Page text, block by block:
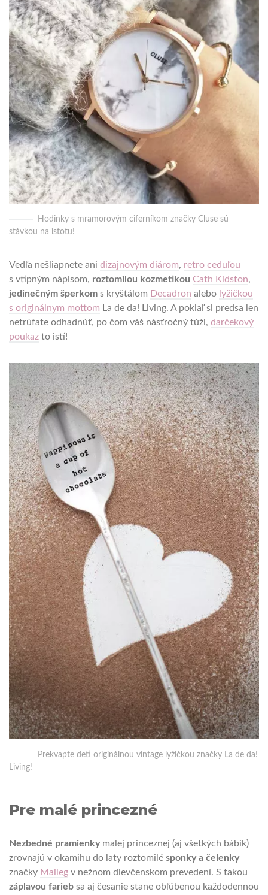
Hodinky s mramorovým ciferníkom značky Cluse sú
stávkou na istotu!
Vedľa nešliapnete ani dizajnovým diárom, retro ceduľou
s vtipným nápisom, roztomilou kozmetikou Cath Kidston,
jedinečným šperkom s kryštálom Decadron alebo lyžičkou
s originálnym mottom La de da! Living. A pokiaľ si predsa len
netrúfate odhadnúť, po čom váš násťročný túži, darčekový
poukaz to istí!
Prekvapte deti originálnou vintage lyžičkou značky La de da!
Living!
Pre malé princezné
Nezbedné pramienkymalej princeznej (aj všetkých bábik)
zrovnajú v okamihu do laty roztomilé sponky a čelenky
značky Maileg v nežnom dievčenskom prevedení. S takou
záplavou farieb sa aj česanie stane obľúbenou každodennou